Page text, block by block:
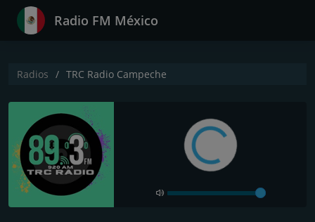
Radio FM México
Radios TRC Radio Campeche